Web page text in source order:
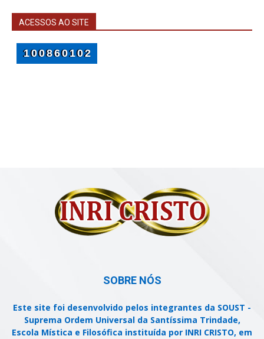
ACESSOS AO SITE
SOBRE NÓS
Este site foi desenvolvido pelos integrantes da SOUST -
Suprema Ordem Universal da Santíssima Trindade,
Escola Mística e Filosófica instituída por INRI CRISTO, em